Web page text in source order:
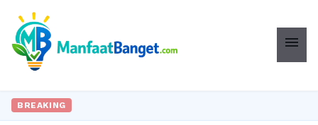
menu
BREAKING